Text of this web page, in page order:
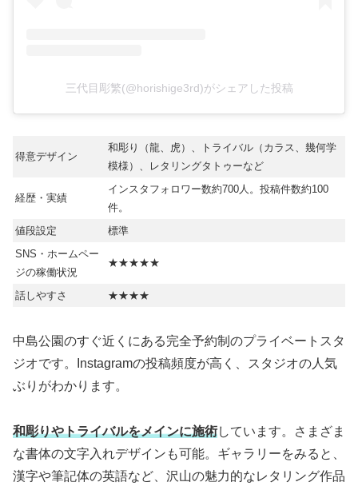
三代目彫繁(@horishige3rd)がシェアした投稿
得意デザイン
和彫り（龍、虎）、トライバル（カラス、幾何学
模様）、レタリングタトゥーなど
経歴・実績
インスタフォロワー数約700人。投稿件数約100
件。
値段設定
標準
SNS・ホームペー
ジの稼働状況
★★★★★
話しやすさ ★★★★
中島公園のすぐ近くにある完全予約制のプライベートスタ
ジオです。Instagramの投稿頻度が高く、スタジオの人気
ぶりがわかります。
和彫りやトライバルをメインに施術しています。さまざま
な書体の文字入れデザインも可能。ギャラリーをみると、
漢字や筆記体の英語など、沢山の魅力的なレタリング作品